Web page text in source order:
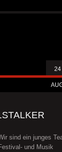
24
sind ein junges
und Musik